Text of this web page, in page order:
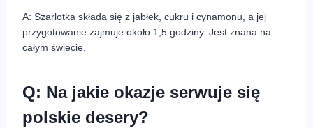
A: Szarlotka składa się z jabłek, cukru i cynamonu, a jej
przygotowanie zajmuje około 1,5 godziny. Jest znana na
całym świecie.
Q: Na jakie okazje serwuje się
polskie desery?